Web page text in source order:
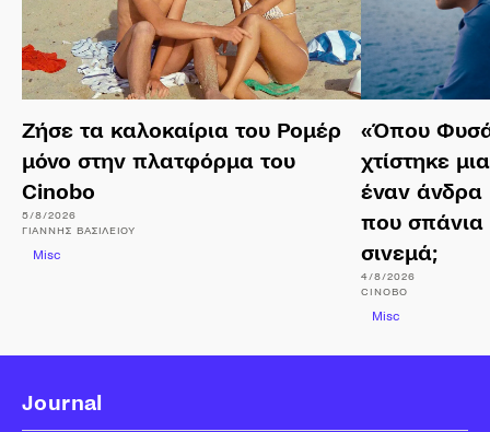
Ζήσε τα καλοκαίρια του Ρομέρ
μόνο στην πλατφόρμα του
Cinobo
5/8/2026
ΓΙΆΝΝΗΣ ΒΑΣΙΛΕΊΟΥ
Misc
«Όπου
χτίστηκε
έναν άνδρα
που σπάνια
σινεμά;
4/8/2026
CINOBO
Misc
Journal